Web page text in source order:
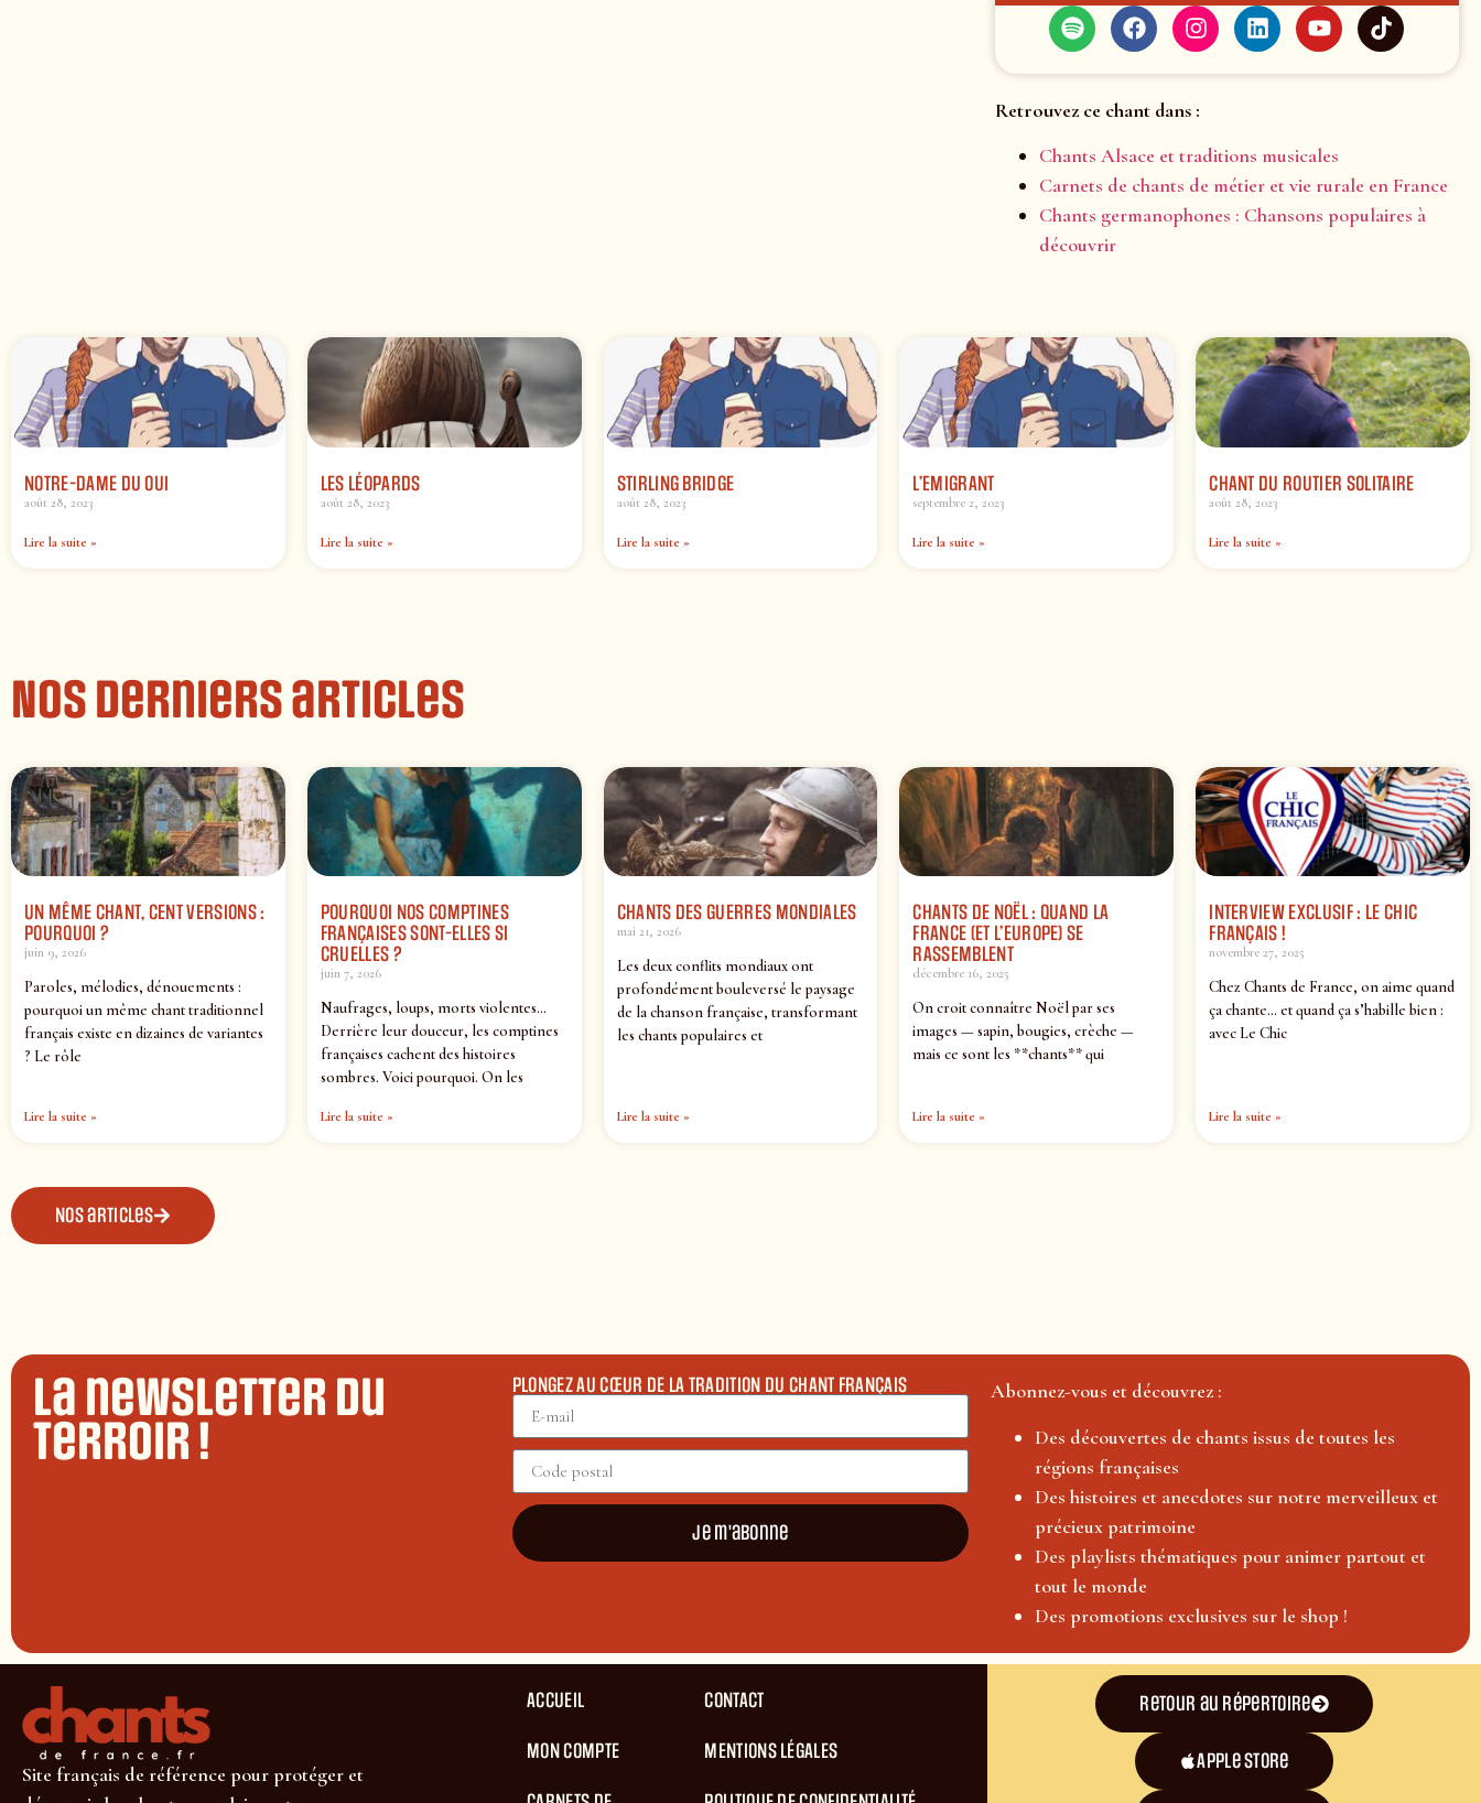
Retrouvez ce chant dans :
Chants Alsace et traditions musicales
Carnets de chants de métier et vie rurale en France
Chants germanophones : Chansons populaires à
découvrir
NOTRE-DAME DU OUI
août 28, 2023
Lire la suite »
LES LÉOPARDS
août 28, 2023
Lire la suite »
STIRLING BRIDGE
août 28, 2023
Lire la suite »
L’EMIGRANT
septembre 2, 2023
Lire la suite »
CHANT DU ROUTIER SOLITAIRE
août 28, 2023
Lire la suite »
Nos derniers articles
UN MÊME CHANT, CENT VERSIONS :
POURQUOI ?
juin 9, 2026
Paroles, mélodies, dénouements :
pourquoi un même chant traditionnel
français existe en dizaines de variantes
? Le rôle
Lire la suite »
POURQUOI NOS COMPTINES
FRANÇAISES SONT-ELLES SI
CRUELLES ?
juin 7, 2026
Naufrages, loups, morts violentes…
Derrière leur douceur, les comptines
françaises cachent des histoires
sombres. Voici pourquoi. On les
Lire la suite »
CHANTS DES GUERRES MONDIALES
mai 21, 2026
Les deux conflits mondiaux ont
profondément bouleversé le paysage
de la chanson française, transformant
les chants populaires et
Lire la suite »
CHANTS DE NOËL : QUAND LA
FRANCE (ET L’EUROPE) SE
RASSEMBLENT
décembre 16, 2025
On croit connaître Noël par ses
images — sapin, bougies, crèche —
mais ce sont les **chants** qui
Lire la suite »
INTERVIEW EXCLUSIF : LE CHIC
FRANÇAIS !
novembre 27, 2025
Chez Chants de France, on aime quand
ça chante… et quand ça s’habille bien :
avec Le Chic
Lire la suite »
Nos articles
La newsletter du
terroir !
PLONGEZ AU CŒUR DE LA TRADITION DU CHANT FRANÇAIS
Je m'abonne
Abonnez-vous et découvrez :
Des découvertes de chants issus de toutes les
régions françaises
Des histoires et anecdotes sur notre merveilleux et
précieux patrimoine
Des playlists thématiques pour animer partout et
tout le monde
Des promotions exclusives sur le shop !
Site français de référence pour protéger et
ACCUEIL
MON COMPTE
CONTACT
MENTIONS LÉGALES
Retour au répertoire
Apple Store